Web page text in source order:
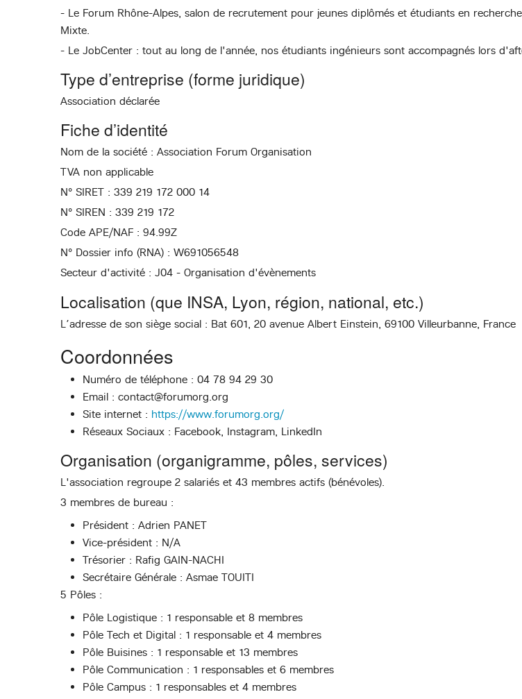
- Le Forum Rhône-Alpes, salon de recrutement pour jeunes diplômés et étudiants en
Mixte.
- Le JobCenter : tout au long de l'année, nos étudiants ingénieurs sont accompagnés lors
Type d’entreprise (forme juridique)
Association déclarée
Fiche d’identité
Nom de la société : Association Forum Organisation
TVA non applicable
N° SIRET : 339 219 172 000 14
N° SIREN : 339 219 172
Code APE/NAF : 94.99Z
N° Dossier info (RNA) : W691056548
Secteur d'activité : J04 - Organisation d'évènements
Localisation (que INSA, Lyon, région, national, etc.)
L’adresse de son siège social : Bat 601, 20 avenue Albert Einstein, 69100 Villeurbanne, France
Coordonnées
Numéro de téléphone : 04 78 94 29 30
Email : contact@forumorg.org
Site internet : https://www.forumorg.org/
Réseaux Sociaux : Facebook, Instagram, LinkedIn
Organisation (organigramme, pôles, services)
L'association regroupe 2 salariés et 43 membres actifs (bénévoles).
3 membres de bureau :
Président : Adrien PANET
Vice-président : N/A
Trésorier : Rafig GAIN-NACHI
Secrétaire Générale : Asmae TOUITI
5 Pôles :
Pôle Logistique : 1 responsable et 8 membres
Pôle Tech et Digital : 1 responsable et 4 membres
Pôle Buisines : 1 responsable et 13 membres
Pôle Communication : 1 responsables et 6 membres
Pôle Campus : 1 responsables et 4 membres